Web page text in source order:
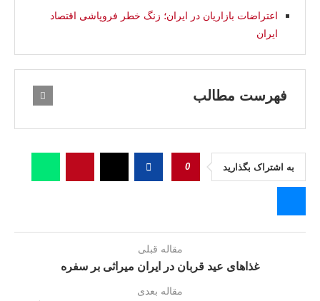
اعتراضات بازاریان در ایران؛ زنگ خطر فروپاشی اقتصاد
ايران
فهرست مطالب
به اشتراک بگذارید 0
مقاله قبلی
غذاهای عید قربان در ایران میراثی بر سفره
مقاله بعدی